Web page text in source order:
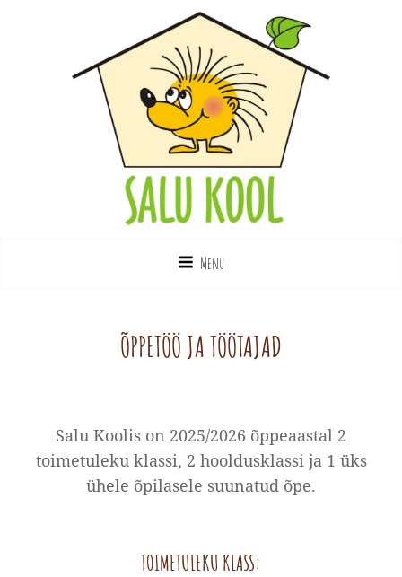
Menu
ÕPPETÖÖ JA TÖÖTAJAD
Salu Koolis on 2025/2026 õppeaastal 2
toimetuleku klassi, 2 hooldusklassi ja 1 üks
ühele õpilasele suunatud õpe.
TOIMETULEKU KLASS: